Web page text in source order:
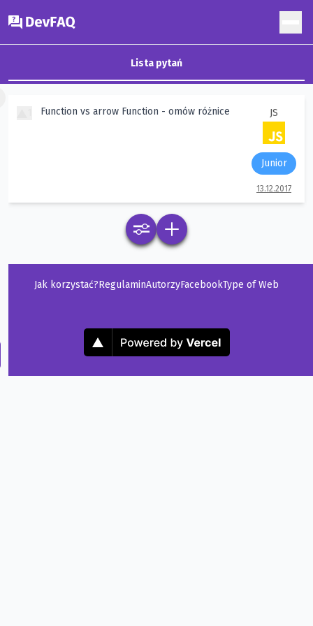
DevFAQ
Lista pytań
Function vs arrow Function - omów różnice JS
Junior
13.12.2017
Jak korzystać?RegulaminAutorzyFacebookType of Web